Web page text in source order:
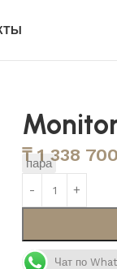
₸1 338 700
пара
Чат по